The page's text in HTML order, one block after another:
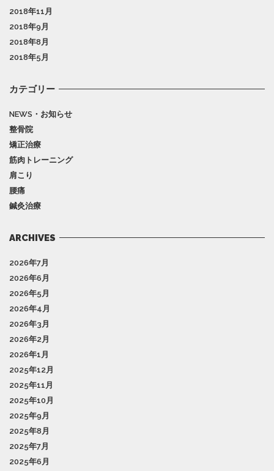
2018年11月
2018年9月
2018年8月
2018年5月
カテゴリー
NEWS・お知らせ
整骨院
矯正治療
筋肉トレーニング
肩こり
腰痛
鍼灸治療
ARCHIVES
2026年7月
2026年6月
2026年5月
2026年4月
2026年3月
2026年2月
2026年1月
2025年12月
2025年11月
2025年10月
2025年9月
2025年8月
2025年7月
2025年6月